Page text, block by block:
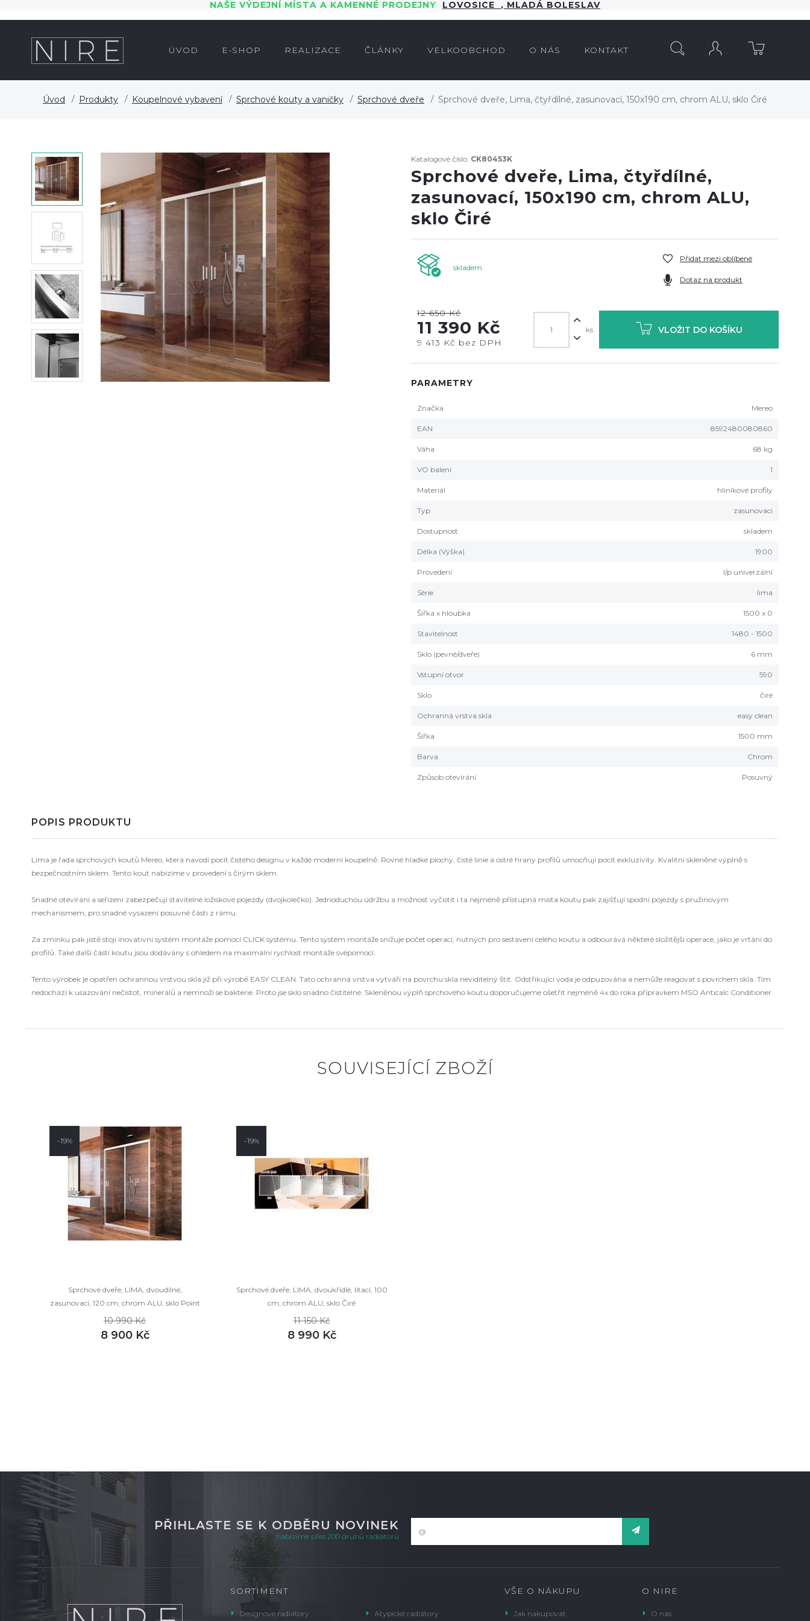
NAŠE VÝDEJNÍ MÍSTA A KAMENNÉ PRODEJNY LOVOSICE , MLADÁ BOLESLAV
ÚVOD E-SHOP REALIZACE ČLÁNKY VELKOOBCHOD O NÁS KONTAKT
Úvod Produkty Koupelnové vybavení Sprchové kouty a vaničky Sprchové dveře Sprchové dveře, Lima, čtyřdílné, zasunovací, 150x190 cm, chrom ALU, sklo Čiré
Katalogové číslo: CK80453K
Sprchové dveře, Lima, čtyřdílné,
zasunovací, 150x190 cm, chrom ALU,
sklo Čiré
skladem
Přidat mezi oblíbené
Dotaz na produkt
12 650 Kč
11 390 Kč
9 413 Kč bez DPH
ks VLOŽIT DO KOŠÍKU
PARAMETRY
Značka Mereo
EAN 8592480080860
Váha 68 kg
VO balení 1
Materiál hliníkové profily
Typ zasunovací
Dostupnost skladem
Délka (Výška) 1900
Provedení l/p univerzální
Série lima
Šířka x hloubka 1500 x 0
Stavitelnost 1480 - 1500
Sklo (pevné/dveře) 6 mm
Vstupní otvor 590
Sklo čiré
Ochranná vrstva skla easy clean
Šířka 1500 mm
Barva Chrom
Způsob otevírání Posuvný
POPIS PRODUKTU
Lima je řada sprchových koutů Mereo, která navodí pocit čistého designu v každé moderní koupelně. Rovné hladké plochy, čisté linie a ostré hrany profilů umocňují pocit exkluzivity. Kvalitní skleněné výplně s
bezpečnostním sklem. Tento kout nabízíme v provedení s čirým sklem.
Snadné otevírání a seřízení zabezpečují stavitelné ložiskové pojezdy (dvojkolečko). Jednoduchou údržbu a možnost vyčistit i ta nejméně přístupná místa koutu pak zajišťují spodní pojezdy s pružinovým
mechanismem, pro snadné vysazení posuvné části z rámu.
Za zmínku pak jistě stojí inovativní systém montáže pomocí CLICK systému. Tento systém montáže snižuje počet operací, nutných pro sestavení celého koutu a odbourává některé složitější operace, jako je vrtání do
profilů. Také další části koutu jsou dodávány s ohledem na maximální rychlost montáže svépomocí.
Tento výrobek je opatřen ochrannou vrstvou skla již při výrobě EASY CLEAN. Tato ochranná vrstva vytváří na povrchu skla neviditelný štít. Odstřikující voda je odpuzována a nemůže reagovat s povrchem skla. Tím
nedochází k usazování nečistot, minerálů a nemnoží se bakterie. Proto jse sklo snadno čistitelné. Skleněnou výplň sprchového koutu doporučujeme ošetřit nejméně 4x do roka přípravkem MSO Anticalc Conditioner.
SOUVISEJÍCÍ ZBOŽÍ
-19%
Sprchové dveře, LIMA, dvoudílné,
zasunovací, 120 cm, chrom ALU, sklo Point
10 990 Kč
8 900 Kč
-19%
Sprchové dveře, LIMA, dvoukřídlé, lítací, 100
cm, chrom ALU, sklo Čiré
11 150 Kč
8 990 Kč
PŘIHLASTE SE K ODBĚRU NOVINEK
nabízíme přes 200 druhů radiátorů
SORTIMENT
Designové radiátory Atypické radiátory
VŠE O NÁKUPU
Jak nakupovat
O NIRE
O nás